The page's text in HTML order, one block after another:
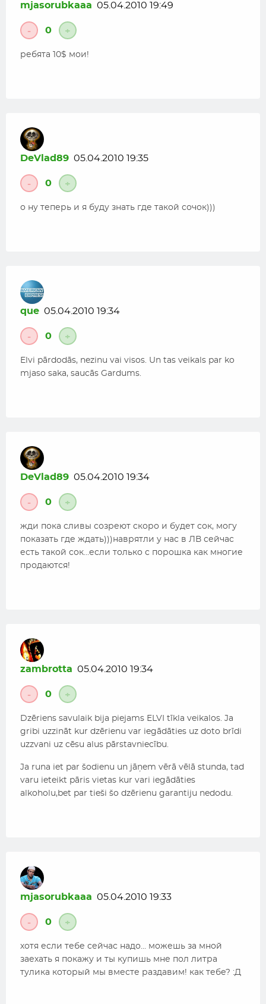
mjasorubkaaa 05.04.2010 19:49
- 0 +
ребята 10$ мои!
DeVlad89 05.04.2010 19:35
- 0 +
о ну теперь и я буду знать где такой сочок)))
que 05.04.2010 19:34
- 0 +
Elvi pārdodās, nezinu vai visos. Un tas veikals par ko
mjaso saka, saucās Gardums.
DeVlad89 05.04.2010 19:34
- 0 +
жди пока сливы созреют скоро и будет сок, могу
показать где ждать)))наврятли у нас в ЛВ сейчас
есть такой сок…если только с порошка как многие
продаются!
zambrotta 05.04.2010 19:34
- 0 +
Dzēriens savulaik bija piejams ELVI tīkla veikalos. Ja
gribi uzzināt kur dzērienu var iegādāties uz doto brīdi
uzzvani uz cēsu alus pārstavniecību.
Ja runa iet par šodienu un jāņem vērā vēlā stunda, tad
varu ieteikt pāris vietas kur vari iegādāties
alkoholu,bet par tieši šo dzērienu garantiju nedodu.
mjasorubkaaa 05.04.2010 19:33
- 0 +
хотя если тебе сейчас надо… можешь за мной
заехать я покажу и ты купишь мне пол литра
тулика который мы вместе раздавим! как тебе? :Д